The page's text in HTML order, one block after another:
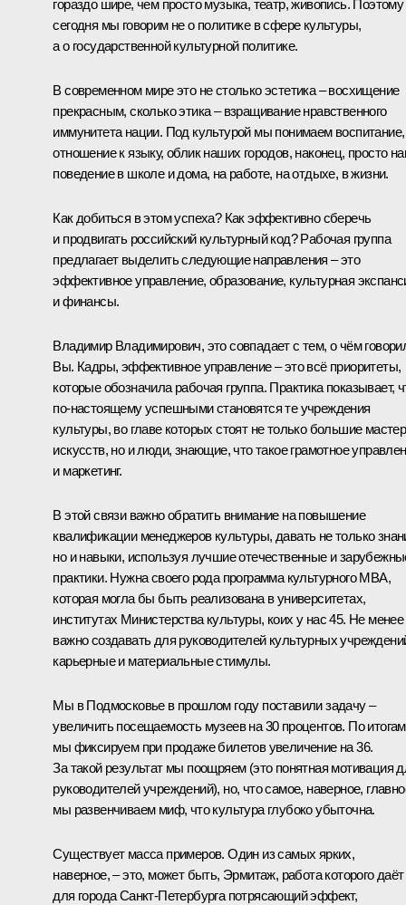
гораздо шире, чем просто музыка, театр, живопись. Поэтому
сегодня мы говорим не о политике в сфере культуры,
а о государственной культурной политике.
В современном мире это не столько эстетика – восхищение
прекрасным, сколько этика – взращивание нравственного
иммунитета нации. Под культурой мы понимаем воспитание,
отношение к языку, облик наших городов, наконец, просто
поведение в школе и дома, на работе, на отдыхе, в жизни.
Как добиться в этом успеха? Как эффективно сберечь
и продвигать российский культурный код? Рабочая группа
предлагает выделить следующие направления – это
эффективное управление, образование, культурная
и финансы.
Владимир Владимирович, это совпадает с тем, о чём
Вы. Кадры, эффективное управление – это всё приоритеты,
которые обозначила рабочая группа. Практика показывает,
по‑настоящему успешными становятся те учреждения
культуры, во главе которых стоят не только большие
искусств, но и люди, знающие, что такое грамотное
и маркетинг.
В этой связи важно обратить внимание на повышение
квалификации менеджеров культуры, давать не только
но и навыки, используя лучшие отечественные и
практики. Нужна своего рода программа культурного MBA,
которая могла бы быть реализована в университетах,
институтах Министерства культуры, коих у нас 45. Не менее
важно создавать для руководителей культурных
карьерные и материальные стимулы.
Мы в Подмосковье в прошлом году поставили задачу –
увеличить посещаемость музеев на 30 процентов. По итогам
мы фиксируем при продаже билетов увеличение на 36.
За такой результат мы поощряем (это понятная мотивация
руководителей учреждений), но, что самое, наверное,
мы развенчиваем миф, что культура глубоко убыточна.
Существует масса примеров. Один из самых ярких,
наверное, – это, может быть, Эрмитаж, работа которого даёт
для города Санкт-Петербурга потрясающий эффект,